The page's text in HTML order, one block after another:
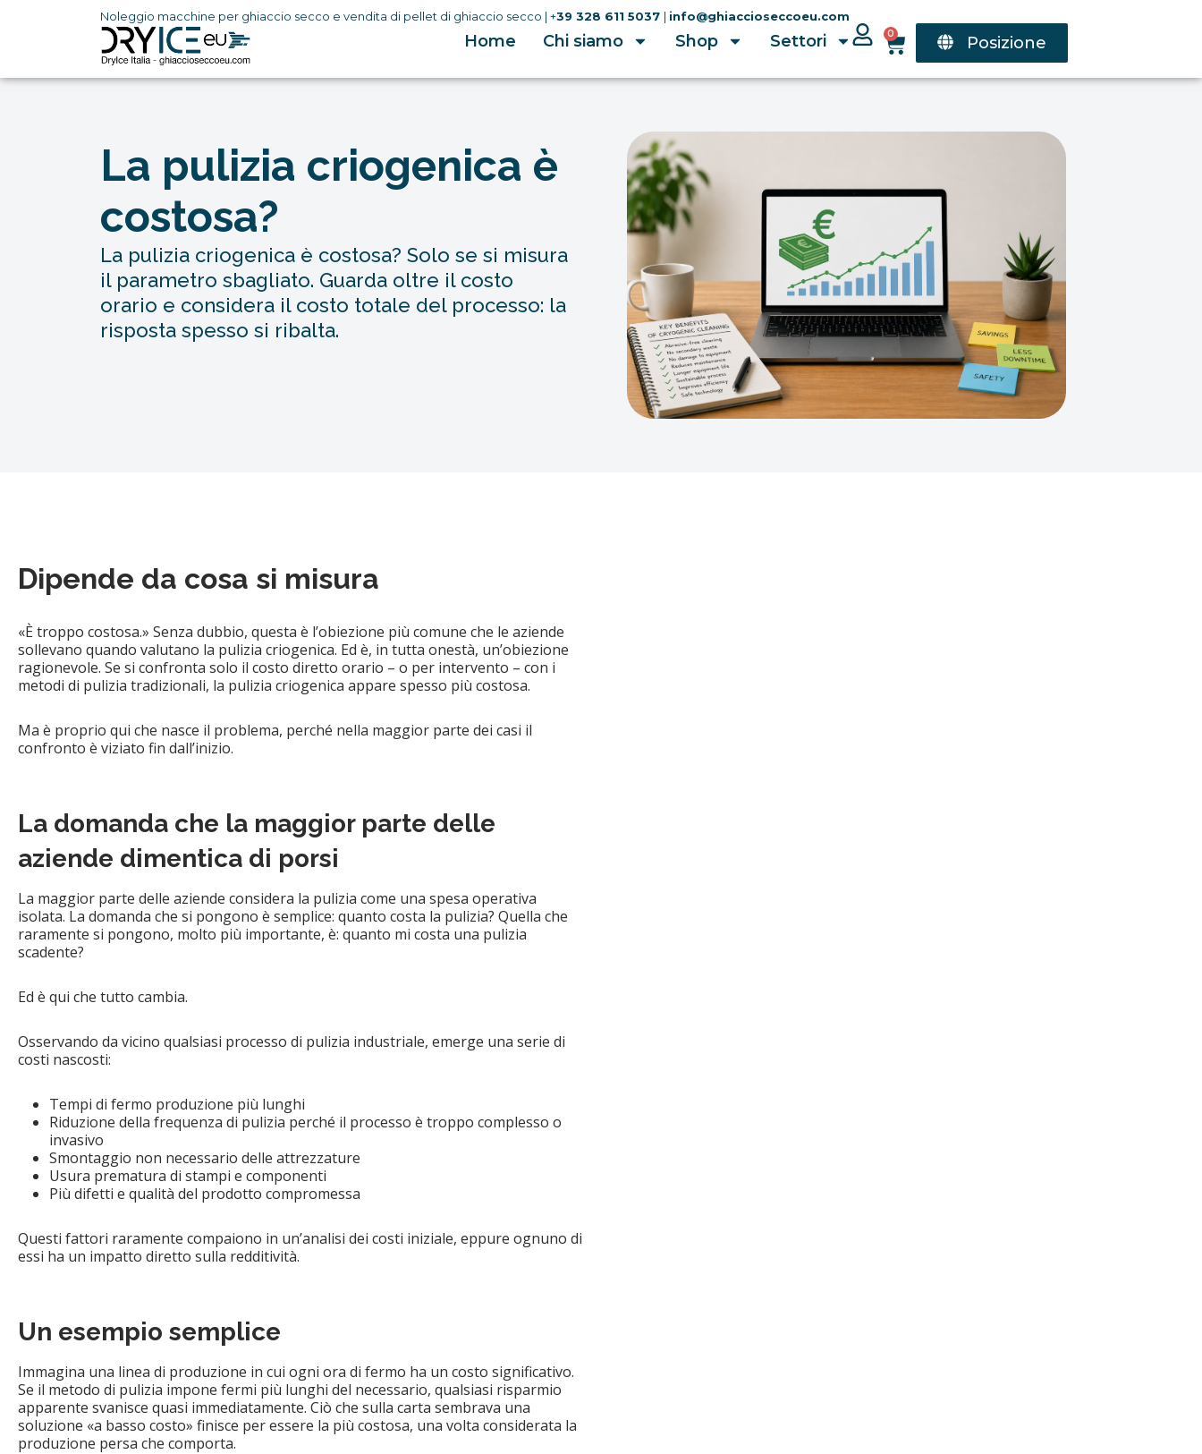
contenuto
Noleggio macchine per ghiaccio secco e vendita di pellet di ghiaccio secco | +39 328 611 5037 | info@ghiaccioseccoeu.com
Home Chi siamo Shop Settori 0 Posizione
La pulizia criogenica è
costosa?
La pulizia criogenica è costosa? Solo se si misura
il parametro sbagliato. Guarda oltre il costo
orario e considera il costo totale del processo: la
risposta spesso si ribalta.
Dipende da cosa si misura
«È troppo costosa.» Senza dubbio, questa è l’obiezione più comune che le aziende
sollevano quando valutano la pulizia criogenica. Ed è, in tutta onestà, un’obiezione
ragionevole. Se si confronta solo il costo diretto orario – o per intervento – con i
metodi di pulizia tradizionali, la pulizia criogenica appare spesso più costosa.
Ma è proprio qui che nasce il problema, perché nella maggior parte dei casi il
confronto è viziato fin dall’inizio.
La domanda che la maggior parte delle
aziende dimentica di porsi
La maggior parte delle aziende considera la pulizia come una spesa operativa
isolata. La domanda che si pongono è semplice: quanto costa la pulizia? Quella che
raramente si pongono, molto più importante, è: quanto mi costa una pulizia
scadente?
Ed è qui che tutto cambia.
Osservando da vicino qualsiasi processo di pulizia industriale, emerge una serie di
costi nascosti:
Tempi di fermo produzione più lunghi
Riduzione della frequenza di pulizia perché il processo è troppo complesso o
invasivo
Smontaggio non necessario delle attrezzature
Usura prematura di stampi e componenti
Più difetti e qualità del prodotto compromessa
Questi fattori raramente compaiono in un’analisi dei costi iniziale, eppure ognuno di
essi ha un impatto diretto sulla redditività.
Un esempio semplice
Immagina una linea di produzione in cui ogni ora di fermo ha un costo significativo.
Se il metodo di pulizia impone fermi più lunghi del necessario, qualsiasi risparmio
apparente svanisce quasi immediatamente. Ciò che sulla carta sembrava una
soluzione «a basso costo» finisce per essere la più costosa, una volta considerata la
produzione persa che comporta.